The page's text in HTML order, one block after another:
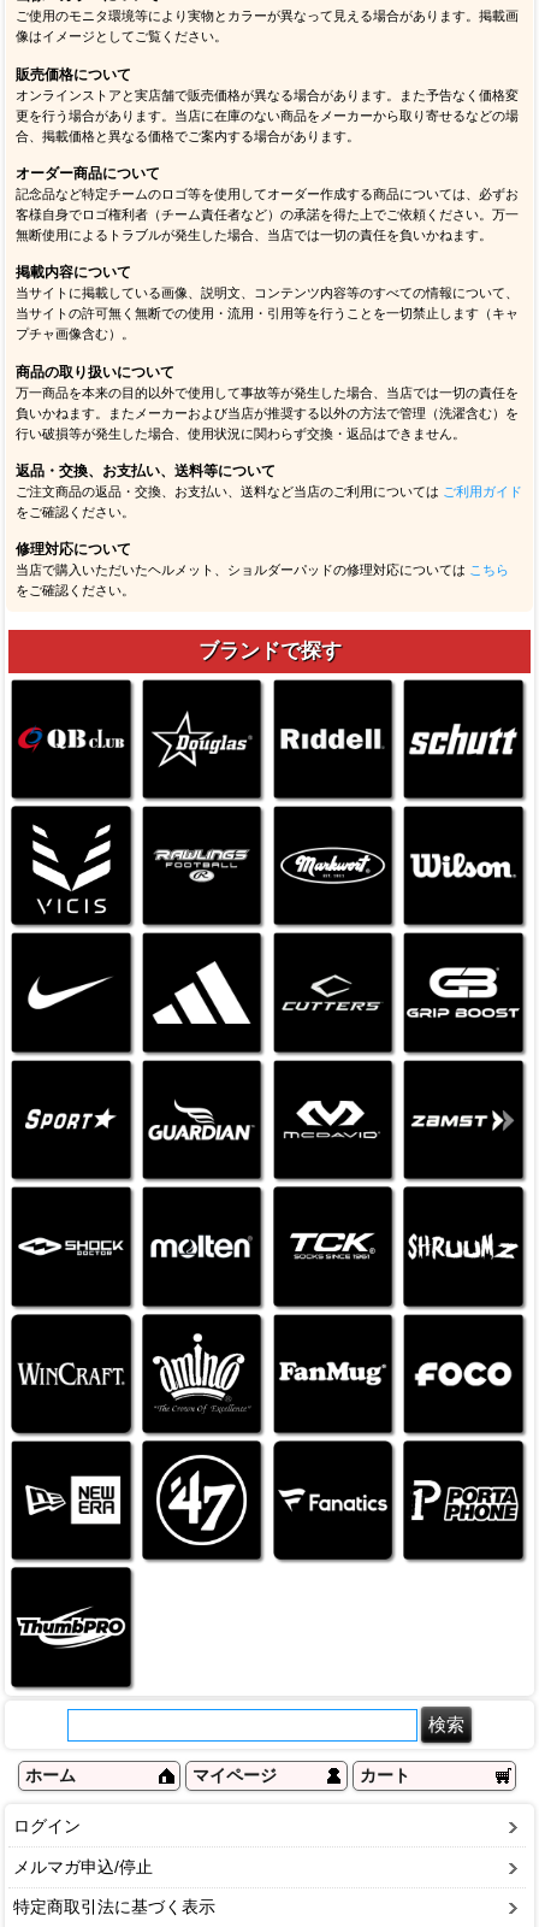
ご使用のモニタ環境等により実物とカラーが異なって見える場合があります。掲載画
像はイメージとしてご覧ください。
販売価格について
オンラインストアと実店舗で販売価格が異なる場合があります。また予告なく価格変
更を行う場合があります。当店に在庫のない商品をメーカーから取り寄せるなどの場
合、掲載価格と異なる価格でご案内する場合があります。
オーダー商品について
記念品など特定チームのロゴ等を使用してオーダー作成する商品については、必ずお
客様自身でロゴ権利者（チーム責任者など）の承諾を得た上でご依頼ください。万一
無断使用によるトラブルが発生した場合、当店では一切の責任を負いかねます。
掲載内容について
当サイトに掲載している画像、説明文、コンテンツ内容等のすべての情報について、
当サイトの許可無く無断での使用・流用・引用等を行うことを一切禁止します（キャ
プチャ画像含む）。
商品の取り扱いについて
万一商品を本来の目的以外で使用して事故等が発生した場合、当店では一切の責任を
負いかねます。またメーカーおよび当店が推奨する以外の方法で管理（洗濯含む）を
行い破損等が発生した場合、使用状況に関わらず交換・返品はできません。
返品・交換、お支払い、送料等について
ご注文商品の返品・交換、お支払い、送料など当店のご利用については ご利用ガイド
をご確認ください。
修理対応について
当店で購入いただいたヘルメット、ショルダーパッドの修理対応については こちら
をご確認ください。
ブランドで探す
ホーム マイページ カート
ログイン
メルマガ申込/停止
特定商取引法に基づく表示